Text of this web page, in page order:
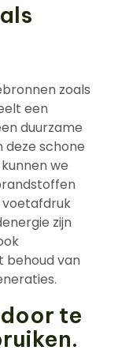
zoals
een
duurzame
deze schone
we
voetafdruk
zijn
behoud van
te